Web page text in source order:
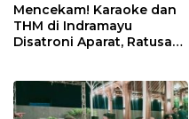
Mencekam! Karaoke dan
THM di Indramayu
Disatroni Aparat, Ratusan